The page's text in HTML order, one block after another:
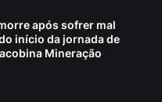
após sofrer mal
início da jornada de
Mineração